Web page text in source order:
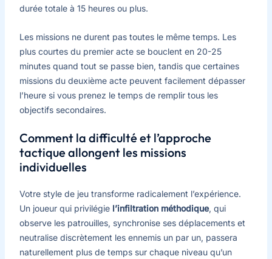
durée totale à 15 heures ou plus.
Les missions ne durent pas toutes le même temps. Les
plus courtes du premier acte se bouclent en 20-25
minutes quand tout se passe bien, tandis que certaines
missions du deuxième acte peuvent facilement dépasser
l’heure si vous prenez le temps de remplir tous les
objectifs secondaires.
Comment la difficulté et l’approche
tactique allongent les missions
individuelles
Votre style de jeu transforme radicalement l’expérience.
Un joueur qui privilégie l’infiltration méthodique, qui
observe les patrouilles, synchronise ses déplacements et
neutralise discrètement les ennemis un par un, passera
naturellement plus de temps sur chaque niveau qu’un